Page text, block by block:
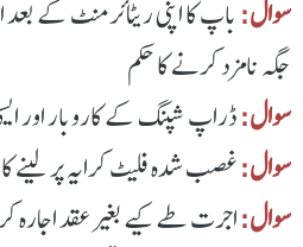
سوال:باپ کا اپنی ریٹائرمنٹ کے بعد
جگہ نامزد کرنے کا حکم
سوال:ڈراپ شپنگ کے کاروبار اور
سوال:غصب شدہ فلیٹ کرایہ پر لینے
سوال:اجرت طے کیے بغیر عقد اجارہ